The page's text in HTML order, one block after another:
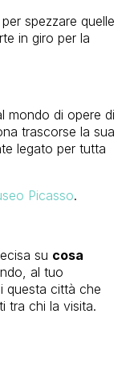
spezzare quelle
in giro per la
mondo di opere di
trascorse la sua
legato per tutta
Picasso.
su cosa
al tuo
questa città che
tra chi la visita.